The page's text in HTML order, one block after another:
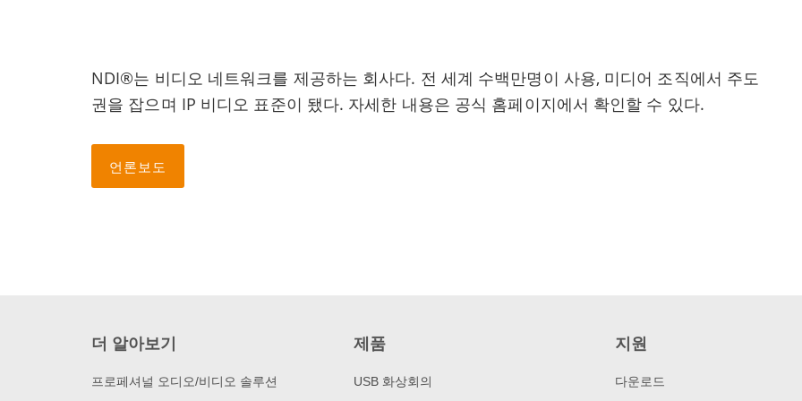
NDI®는 비디오 네트워크를 제공하는 회사다. 전 세계 수백만명이 사용, 미디어 조직에서 주도
권을 잡으며 IP 비디오 표준이 됐다. 자세한 내용은 공식 홈페이지에서 확인할 수 있다.
언론보도
더 알아보기
프로페셔널 오디오/비디오 솔루션
제품
USB 화상회의
지원
다운로드